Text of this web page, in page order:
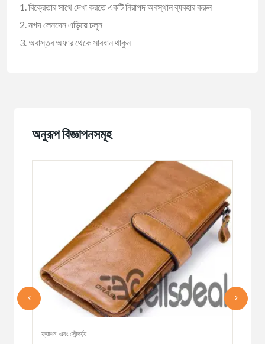
বিক্রেতার সাথে দেখা করতে একটি নিরাপদ অবস্থান ব্যবহার করুন
নগদ লেনদেন এড়িয়ে চলুন
অবাস্তব অফার থেকে সাবধান থাকুন
অনুরূপ বিজ্ঞাপনসমূহ
ফ্যাশন, এবং সৌন্দর্য্য